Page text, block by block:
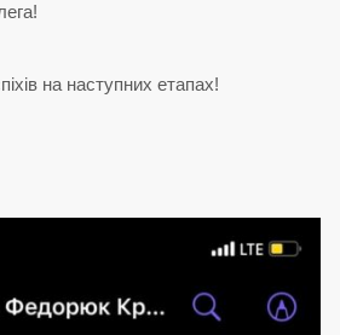
на наступних етапах!